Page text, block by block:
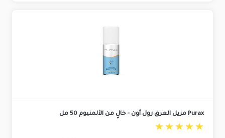
Purax مزيل العرق رول أون - خالٍ من الألمنيوم 50 مل